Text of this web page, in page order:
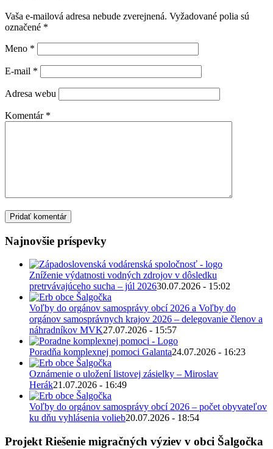
Vaša e-mailová adresa nebude zverejnená. Vyžadované polia sú
označené *
Meno *
E-mail *
Adresa webu
Komentár *
Najnovšie príspevky
Zníženie výdatnosti vodných zdrojov v dôsledku
pretrvávajúceho sucha – júl 202630.07.2026 - 15:02
Voľby do orgánov samosprávy obcí 2026 a Voľby do
orgánov samosprávnych krajov 2026 – delegovanie členov a
náhradníkov MVK27.07.2026 - 15:57
Poradňa komplexnej pomoci Galanta24.07.2026 - 16:23
Oznámenie o uložení listovej zásielky – Miroslav
Herák21.07.2026 - 16:49
Voľby do orgánov samosprávy obcí 2026 – počet obyvateľov
ku dňu vyhlásenia volieb20.07.2026 - 18:54
Projekt Riešenie migračných výziev v obci Šalgočka